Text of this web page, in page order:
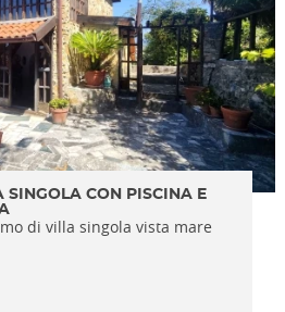
SINGOLA CON PISCINA E
di villa singola vista mare